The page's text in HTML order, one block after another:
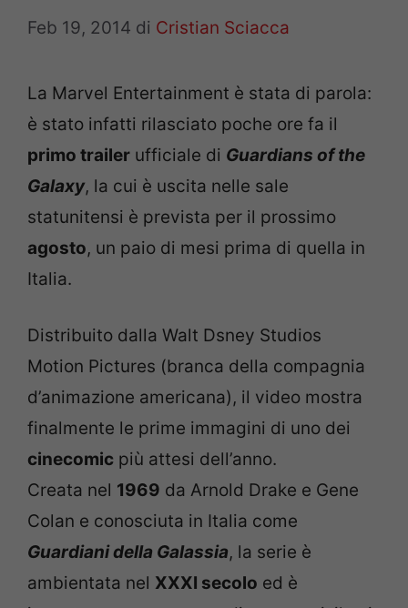
Feb 19, 2014 di Cristian Sciacca
La Marvel Entertainment è stata di parola:
è stato infatti rilasciato poche ore fa il
primo trailer ufficiale di Guardians of the
Galaxy, la cui è uscita nelle sale
statunitensi è prevista per il prossimo
agosto, un paio di mesi prima di quella in
Italia.
Distribuito dalla Walt Dsney Studios
Motion Pictures (branca della compagnia
d’animazione americana), il video mostra
finalmente le prime immagini di uno dei
cinecomic più attesi dell’anno.
Creata nel 1969 da Arnold Drake e Gene
Colan e conosciuta in Italia come
Guardiani della Galassia, la serie è
ambientata nel XXXI secolo ed è